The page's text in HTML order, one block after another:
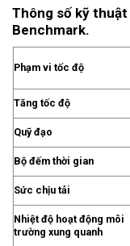
Thông số kỹ
Benchmark.
Phạm vi tốc độ
Tăng tốc độ
Quỹ đạo
Bộ đếm thời gian
Sức chịu tải
Nhiệt độ hoạt động môi
trường xung quanh